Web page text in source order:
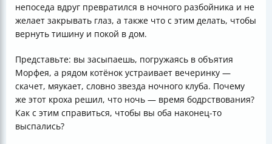
непоседа вдруг превратился в ночного разбойника и не
желает закрывать глаз, а также что с этим делать, чтобы
вернуть тишину и покой в дом.
Представьте: вы засыпаешь, погружаясь в объятия
Морфея, а рядом котёнок устраивает вечеринку —
скачет, мяукает, словно звезда ночного клуба. Почему
же этот кроха решил, что ночь — время бодрствования?
Как с этим справиться, чтобы вы оба наконец-то
выспались?